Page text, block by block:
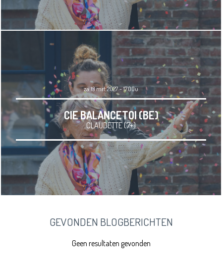
za 13 mrt 2027 - 17.00u
CIE BALANCETOI (BE)
CLAUDETTE (7+)
GEVONDEN BLOGBERICHTEN
Geen resultaten gevonden